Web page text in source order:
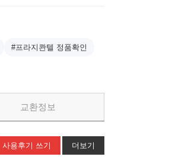
#프라지콴텔 정품확인
교환정보
사용후기 쓰기 더보기